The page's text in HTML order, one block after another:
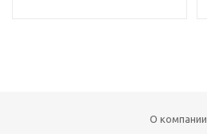
О компании